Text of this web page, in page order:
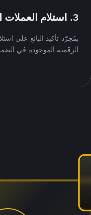
3. استلام العملات الرقمية
بمُجرّد تأكيد البائع على
الرقمية الموجودة في